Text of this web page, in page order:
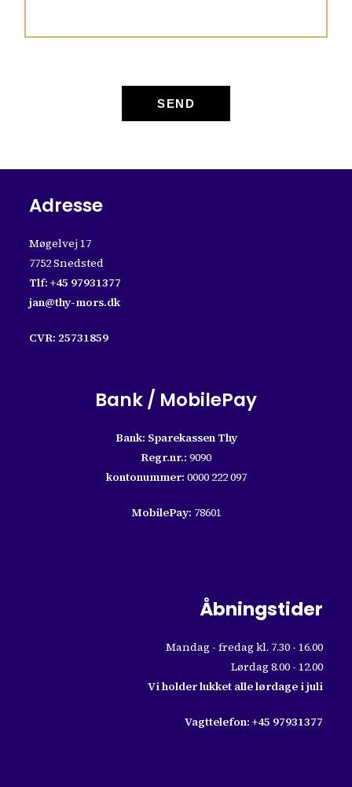
SEND
Adresse
Møgelvej 17
7752 Snedsted
Tlf:+45 97931377
jan@thy-mors.dk
CVR: 25731859
Bank / MobilePay
Bank: Sparekassen Thy
Regr.nr.: 9090
kontonummer: 0000 222 097
MobilePay: 78601
Åbningstider
Mandag - fredag kl. 7.30 - 16.00
Lørdag 8.00 - 12.00
Vi holder lukket alle lørdage i juli
Vagttelefon: +45 97931377